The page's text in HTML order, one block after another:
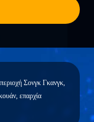
Σονγκ Γκανγκ,
επαρχία